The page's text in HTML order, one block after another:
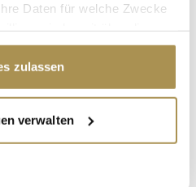
Daten für welche Zwecke
Klicken auf das Privacy
widerrufen
geografische Lage
einige Meter genau sein
zulassen
verwalten